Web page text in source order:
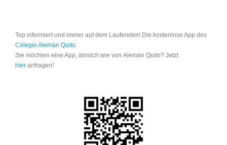
Top informiert und immer auf dem Laufenden! Die kostenlose App des
Colegio Alemán Quito.
Sie möchten eine App, ähnlich wie von Alemán Quito? Jetzt
hier anfragen!